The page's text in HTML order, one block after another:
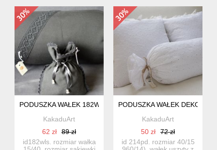
PODUSZKA WAŁEK 182WLS
KakaduArt
62 zł
89 zł
id182wls. rozmiar wałka
PODUSZKA WAŁEK
KakaduArt
50 zł
72 zł
id 214pd. rozmiar 40/15